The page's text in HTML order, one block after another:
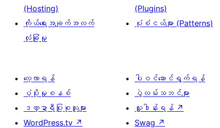
(Hosting)
ကိုယ်ရေးအချက်အလက်
လုံခြုံမှု
(Plugins)
ပုံစံငယ်များ (Patterns)
လေ့လာရန်
ပံ့ပိုးမှုစနစ်
ဒဏ္ဍာရီပြုစုသူများ
WordPress.tv ↗
ပါဝင်ဆောင်ရွက်ရန်
ပွဲလမ်းသဘင်များ
လှူဒါန်းရန် ↗
Swag ↗